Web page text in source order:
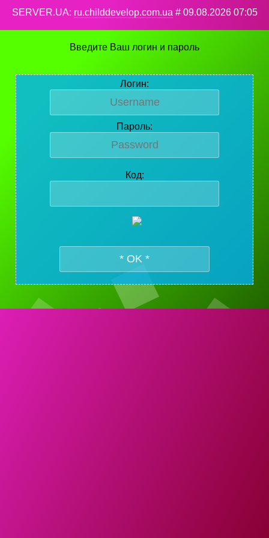
SERVER.UA: ru.childdevelop.com.ua # 09.08.2026 07:05
Введите Ваш логин и пароль
Логин:
Пароль:
Код: